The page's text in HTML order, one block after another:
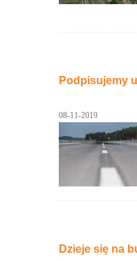
Podpisujemy
08-11-2019
Dzieje się na